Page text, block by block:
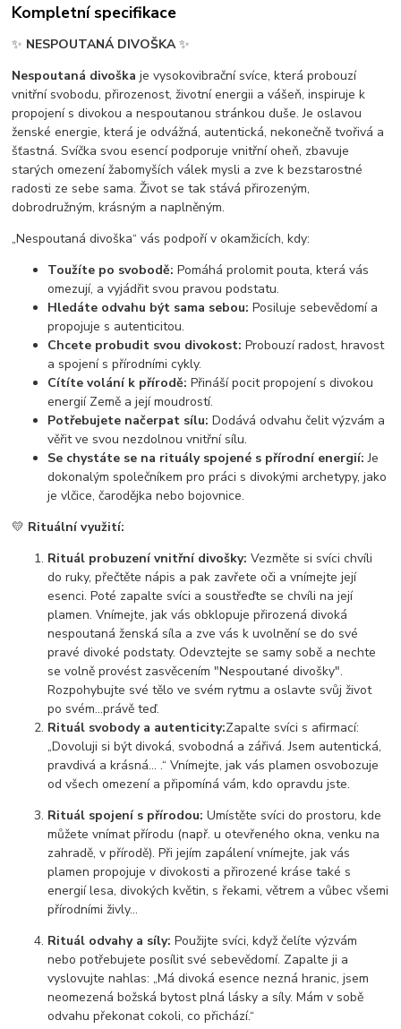
Kompletní specifikace
✨ NESPOUTANÁ DIVOŠKA✨
Nespoutaná divoška je vysokovibrační svíce, která probouzí
vnitřní svobodu, přirozenost, životní energii a vášeň, inspiruje k
propojení s divokou a nespoutanou stránkou duše. Je oslavou
ženské energie, která je odvážná, autentická, nekonečně tvořivá a
šťastná. Svíčka svou esencí podporuje vnitřní oheň, zbavuje
starých omezení žabomyších válek mysli a zve k bezstarostné
radosti ze sebe sama. Život se tak stává přirozeným,
dobrodružným, krásným a naplněným.
„Nespoutaná divoška“ vás podpoří v okamžicích, kdy:
Toužíte po svobodě: Pomáhá prolomit pouta, která vás
omezují, a vyjádřit svou pravou podstatu.
Hledáte odvahu být sama sebou: Posiluje sebevědomí a
propojuje s autenticitou.
Chcete probudit svou divokost: Probouzí radost, hravost
a spojení s přírodními cykly.
Cítíte volání k přírodě: Přináší pocit propojení s divokou
energií Země a její moudrostí.
Potřebujete načerpat sílu: Dodává odvahu čelit výzvám a
věřit ve svou nezdolnou vnitřní sílu.
Se chystáte se na rituály spojené s přírodní energií: Je
dokonalým společníkem pro práci s divokými archetypy, jako
je vlčice, čarodějka nebo bojovnice.
💛 Rituální využití:
Rituál probuzení vnitřní divošky: Vezměte si svíci chvíli
do ruky, přečtěte nápis a pak zavřete oči a vnímejte její
esenci. Poté zapalte svíci a soustřeďte se chvíli na její
plamen. Vnímejte, jak vás obklopuje přirozená divoká
nespoutaná ženská síla a zve vás k uvolnění se do své
pravé divoké podstaty. Odevztejte se samy sobě a nechte
se volně provést zasvěcením "Nespoutané divošky".
Rozpohybujte své tělo ve svém rytmu a oslavte svůj život
po svém...právě teď.
Rituál svobody a autenticity:Zapalte svíci s afirmací:
„Dovoluji si být divoká, svobodná a zářivá. Jsem autentická,
pravdivá a krásná... .“ Vnímejte, jak vás plamen osvobozuje
od všech omezení a připomíná vám, kdo opravdu jste.
Rituál spojení s přírodou:Umístěte svíci do prostoru, kde
můžete vnímat přírodu (např. u otevřeného okna, venku na
zahradě, v přírodě). Při jejím zapálení vnímejte, jak vás
plamen propojuje v divokosti a přirozené kráse také s
energií lesa, divokých květin, s řekami, větrem a vůbec všemi
přírodními živly...
Rituál odvahy a síly:Použijte svíci, když čelíte výzvám
nebo potřebujete posílit své sebevědomí. Zapalte ji a
vyslovujte nahlas: „Má divoká esence nezná hranic, jsem
neomezená božská bytost plná lásky a síly. Mám v sobě
odvahu překonat cokoli, co přichází.“